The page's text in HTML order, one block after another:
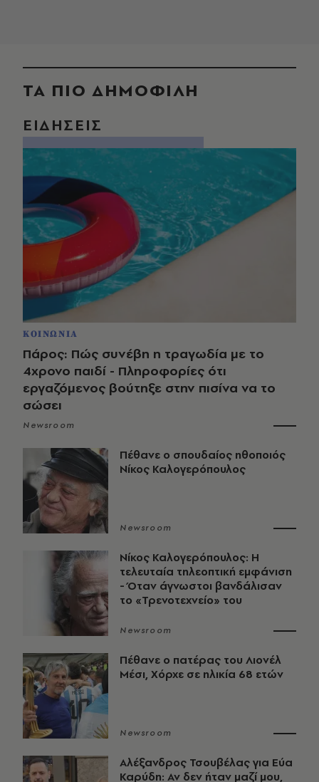
ΤΑ ΠΙΟ ΔΗΜΟΦΙΛΗ
ΕΙΔΗΣΕΙΣ
ΚΟΙΝΩΝΙΑ
Πάρος: Πώς συνέβη η τραγωδία με το
4χρονο παιδί - Πληροφορίες ότι
εργαζόμενος βούτηξε στην πισίνα να το
σώσει
Newsroom
Πέθανε ο σπουδαίος ηθοποιός
Νίκος Καλογερόπουλος
Newsroom
Νίκος Καλογερόπουλος: Η
τελευταία τηλεοπτική εμφάνιση
- Όταν άγνωστοι βανδάλισαν
το «Τρενοτεχνείο» του
Newsroom
Πέθανε ο πατέρας του Λιονέλ
Μέσι, Χόρχε σε ηλικία 68 ετών
Newsroom
Αλέξανδρος Τσουβέλας για Εύα
Καρύδη: Αν δεν ήταν μαζί μου,